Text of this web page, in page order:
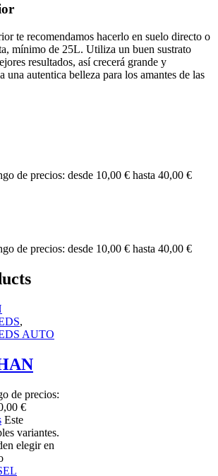
te recomendamos hacerlo en suelo directo o
mínimo de 25L. Utiliza un buen sustrato
resultados, así crecerá grande y
una autentica belleza para los amantes de las
de precios: desde 10,00 € hasta 40,00 €
de precios: desde 10,00 € hasta 40,00 €
,
AUTO
de precios:
€
Este
variantes.
elegir en